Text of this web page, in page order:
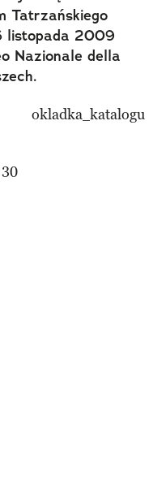
Tatrzańskiego
listopada 2009
Nazionale della